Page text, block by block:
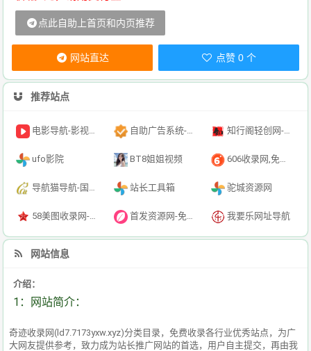
点此自助上首页和内页推荐
网站直达 点赞 0 个
推荐站点
电影导航-影视导航-电影搜索-影视搜索-电影站收录 自助广告系统-自助广告源码-自助投放广告插件 知行阁轻创网-分享网络赚钱项目-全网首发副业项目实操平台-副业创业项目网
ufo影院 BT8姐姐视频 606收录网,免费自动秒收录网址,提供自动收录,网站导航大全源码,自动链,友情链接交换。
导航猫导航-国内专业的技术资源网分类平台 站长工具箱 驼城资源网
58美图收录网-自动收录网站-流量交换-自动链 首发资源网-免费资源下载-最新php源码下载-热门资源下载 我要乐网址导航
网站信息
介绍：
1：网站简介：
奇迹收录网(ld7.7173yxw.xyz)分类目录，免费收录各行业优秀站点，为广
大网友提供参考，致力成为站长推广网站的首选，用户自主提交，再由我